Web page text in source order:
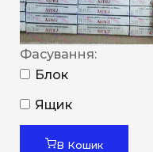
Фасування:
Блок
Ящик
В Кошик